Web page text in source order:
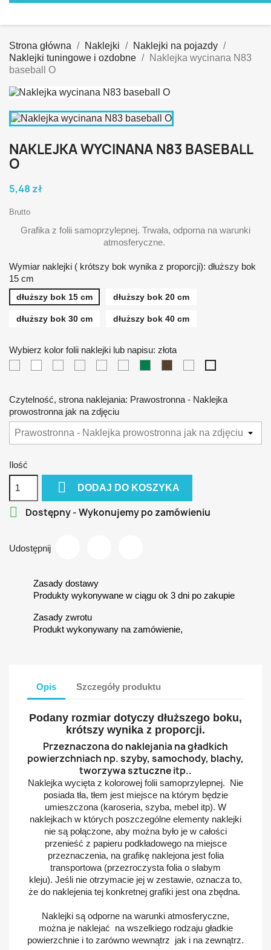
Strona główna Naklejki
Naklejki na pojazdy
Naklejki tuningowe i ozdobne
Naklejka wycinana N83
baseball O
NAKLEJKA WYCINANA N83 BASEBALL
O
5,48 zł
Brutto
Grafika z folii samoprzylepnej. Trwała, odporna na warunki
atmosferyczne.
Wymiar naklejki ( krótszy bok wynika z proporcji): dłuższy bok
15 cm
dłuższy bok 15 cm dłuższy bok 20 cm
dłuższy bok 30 cm dłuższy bok 40 cm
Wybierz kolor folii naklejki lub napisu: złota
Czytelność, strona naklejania: Prawostronna - Naklejka
prowostronna jak na zdjęciu
Ilość
 DODAJ DO KOSZYKA
 Dostępny - Wykonujemy po zamówieniu
Udostępnij
Zasady dostawy
Produkty wykonywane w ciągu ok 3 dni po zakupie
Zasady zwrotu
Produkt wykonywany na zamówienie,
Opis Szczegóły produktu
Podany rozmiar dotyczy dłuższego boku,
krótszy wynika z proporcji.
Przeznaczona do naklejania na gładkich
powierzchniach np. szyby, samochody, blachy,
tworzywa sztuczne itp..
Naklejka wycięta z kolorowej folii samoprzylepnej. Nie
posiada tła, tłem jest miejsce na którym będzie
umieszczona (karoseria, szyba, mebel itp). W
naklejkach w których poszczególne elementy naklejki
nie są połączone, aby można było je w całości
przenieść z papieru podkładowego na miejsce
przeznaczenia, na grafikę naklejona jest folia
transportowa (przezroczysta folia o słabym
kleju). Jeśli nie otrzymacie jej w zestawie, oznacza to,
że do naklejenia tej konkretnej grafiki jest ona zbędna.
Naklejki są odporne na warunki atmosferyczne,
można je naklejać na wszelkiego rodzaju gładkie
powierzchnie i to zarówno wewnątrz jak i na zewnątrz.